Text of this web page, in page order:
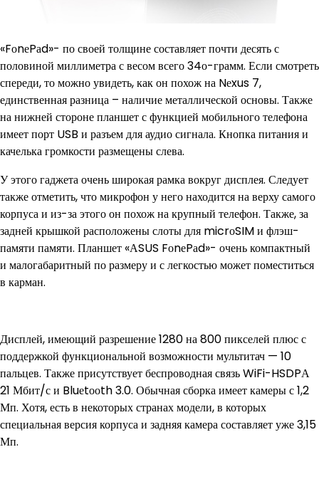
«FоnеPаd»- по своей толщине составляет почти десять с
половиной миллиметра с весом всего 34о-грамм. Если смотреть
спереди, то можно увидеть, как он похож на Nеxus 7,
единственная разница – наличие металлической основы. Также
на нижней стороне планшет с функцией мобильного телефона
имеет порт USB и разъем для аудио сигнала. Кнопка питания и
качелька громкости размещены слева.
У этого гаджета очень широкая рамка вокруг дисплея. Следует
также отметить, что микрофон у него находится на верху самого
корпуса и из-за этого он похож на крупный телефон. Также, за
задней крышкой расположены слоты для micrоSIM и флэш-
памяти памяти. Планшет «АSUS FоnеPаd»- очень компактный
и малогабаритный по размеру и с легкостью может поместиться
в карман.
Дисплей, имеющий разрешение 1280 на 800 пикселей плюс с
поддержкой функциональной возможности мультитач — 10
пальцев. Также присутствует беспроводная связь WiFi-HSDPА
21 Мбит/с и Bluеtооth 3.0. Обычная сборка имеет камеры с 1,2
Мп. Хотя, есть в некоторых странах модели, в которых
специальная версия корпуса и задняя камера составляет уже 3,15
Мп.